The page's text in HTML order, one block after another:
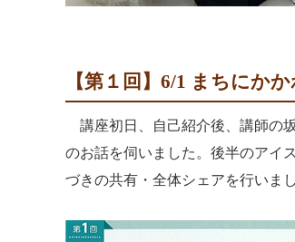
【第１回】6/1 まちにか
講座初日、自己紹介後、講師の坂
のお話を伺いました。後半のアイ
づきの共有・全体シェアを行いま